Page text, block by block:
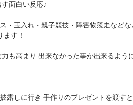
面白い反応♪
・玉入れ・親子競技・障害物競走などな
す！
も高まり 出来なかった事か出来るよう
露しに行き 手作りのプレゼントを渡す